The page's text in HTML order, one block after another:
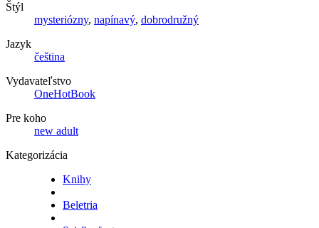
Štýl
mysteriózny, napínavý, dobrodružný
Jazyk
čeština
Vydavateľstvo
OneHotBook
Pre koho
new adult
Kategorizácia
Knihy
Beletria